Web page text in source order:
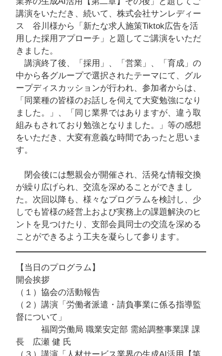
講演をいただき、続いて、株式会社サンレディー
ス 谷川様から「新たな求人施策Tiktok広告を活
用した採用アプローチ」と題してご講演をいただ
きました。
講演終了後、「採用」、「営業」、「育成」の
中から各グループで選択されたテーマにて、グル
ープディスカッションが行われ、参加者からは、
「同業種の皆様のお話しを伺えて大変勉強になり
ました。」、「同じ業界ではありますが、違う取
組みもされており勉強となりました。」等の感想
をいただき、大変有意義な時間であったと思いま
す。
閉会後には懇親会が開催され、活発な情報交換
が繰り広げられ、交流を深めることができまし
た。次回以降も、様々なプログラムを検討し、少
しでも皆様の経営上および実務上の課題解決のヒ
ントを見つけたり、支部会員同士の交流を深める
ことができるよう工夫を凝らして参ります。
【当日のプログラム】
開会挨拶
（１）協会の活動報告
（２）講演「労働者派遣・請負事業に係る指導監
督について」
福岡労働局 職業安定部 需給調整事業課 課
長 広瀬 健 氏